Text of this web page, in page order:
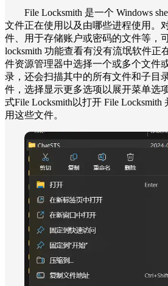
File Locksmith 是一个 Windows
文件正在使用以及由哪些进程使用。
件、用于存储账户或密码的文件等，
locksmith 功能查看有没有流氓软件正
件资源管理器中选择一个或多个文件
录，还会扫描其中的所有文件和子目
件，选择显示更多选项以展开菜单选
式File Locksmith以打开 File
用这些文件。